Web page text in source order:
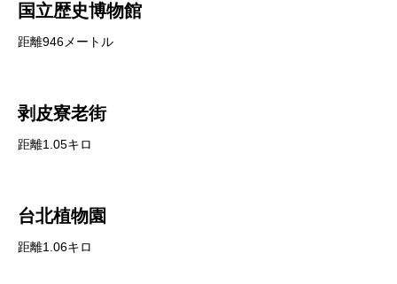
国立歴史博物館
距離946メートル
剥皮寮老街
距離1.05キロ
台北植物園
距離1.06キロ